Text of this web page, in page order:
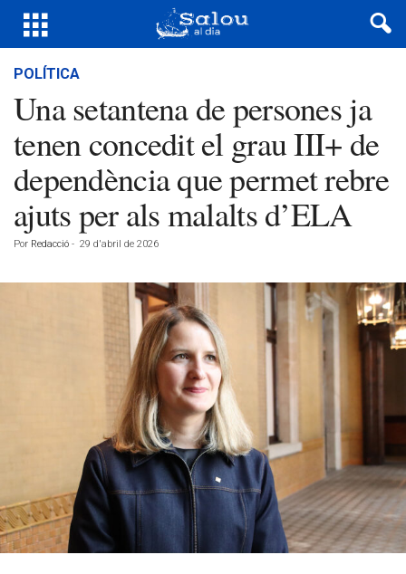
POLÍTICA
Una setantena de persones ja
tenen concedit el grau III+ de
dependència que permet rebre
ajuts per als malalts d’ELA
Por Redacció - 29 d'abril de 2026